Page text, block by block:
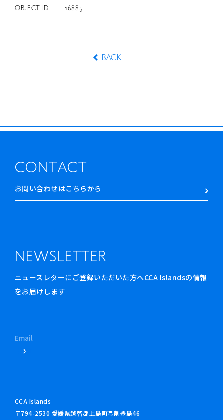
OBJECT ID 16885
BACK
CONTACT
お問い合わせはこちらから
NEWSLETTER
ニュースレターにご登録いただいた方へCCA Islandsの情報
をお届けします
CCA Islands
〒794-2530 愛媛県越智郡上島町弓削豊島46